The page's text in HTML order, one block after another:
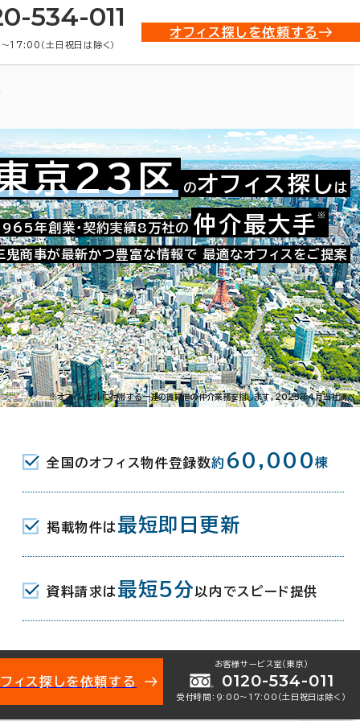
534-011
17:00（土日祝日は除く）
オフィス探しを依頼する
お問い合わせ番号：021-03012
53-6
王新線) 南口 1分
(小田急小田原線) 11分
(京王新線) 南口 13分
1階建
京23区 のオフィス探し は
年創業・契約実績8万社の 仲介最大手 ※
鬼商事が最新かつ豊富な情報で 最適なオフィスをご提案
※オフィスビルに付帯する一連の賃貸借の仲介業務を指します。2023年4月当社調べ
全国のオフィス物件登録数約 60,000棟
掲載物件は 最短即日更新
資料請求は 最短5分 以内でスピード提供
ィス探しを依頼する
お客様サービス室（東京）
0120-534-011
受付時間：9:00〜17:00（土日祝日は除く）